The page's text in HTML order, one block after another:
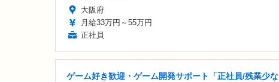
大阪府
月給33万円～55万円
正社員
ゲーム好き歓迎・ゲーム開発サポート「正社員/残業少な